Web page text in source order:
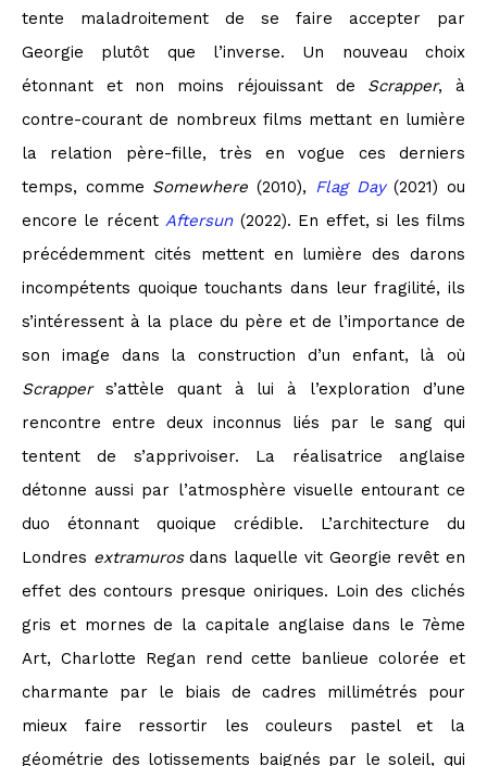
tente maladroitement de se faire accepter par
Georgie plutôt que l’inverse. Un nouveau choix
étonnant et non moins réjouissant de Scrapper, à
contre-courant de nombreux films mettant en lumière
la relation père-fille, très en vogue ces derniers
temps, comme Somewhere (2010), Flag Day(2021) ou
encore le récentAftersun(2022). En effet, si les films
précédemment cités mettent en lumière des darons
incompétents quoique touchants dans leur fragilité, ils
s’intéressent à la place du père et de l’importance de
son image dans la construction d’un enfant, là où
Scrappers’attèle quant à lui à l’exploration d’une
rencontre entre deux inconnus liés par le sang qui
tentent de s’apprivoiser. La réalisatrice anglaise
détonne aussi par l’atmosphère visuelle entourant ce
duo étonnant quoique crédible. L’architecture du
Londres extramurosdans laquelle vit Georgie revêt en
effet des contours presque oniriques. Loin des clichés
gris et mornes de la capitale anglaise dans le 7ème
Art, Charlotte Regan rend cette banlieue colorée et
charmante par le biais de cadres millimétrés pour
mieux faire ressortir les couleurs pastel et la
géométrie des lotissements baignés par le soleil, qui